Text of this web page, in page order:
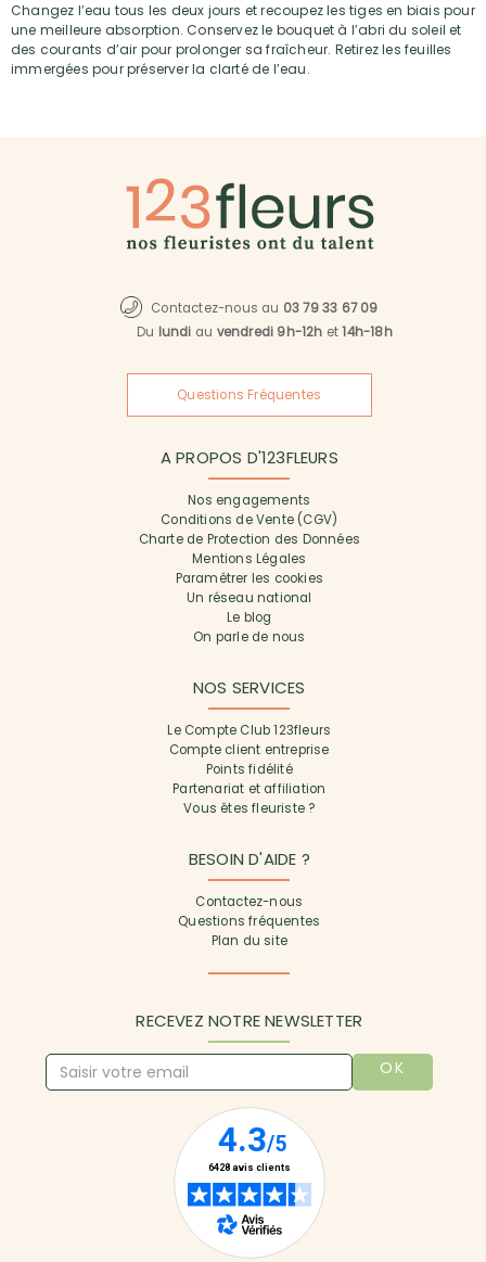
Changez l’eau tous les deux jours et recoupez les tiges en biais pour
une meilleure absorption. Conservez le bouquet à l’abri du soleil et
des courants d’air pour prolonger sa fraîcheur. Retirez les feuilles
immergées pour préserver la clarté de l’eau.
Contactez-nous au 03 79 33 67 09
Du lundi au vendredi 9h-12h et14h-18h
Questions Fréquentes
A PROPOS D'123FLEURS
Nos engagements
Conditions de Vente (CGV)
Charte de Protection des Données
Mentions Légales
Paramétrer les cookies
Un réseau national
Le blog
On parle de nous
NOS SERVICES
Le Compte Club 123fleurs
Compte client entreprise
Points fidélité
Partenariat et affiliation
Vous êtes fleuriste ?
BESOIN D'AIDE ?
Contactez-nous
Questions fréquentes
Plan du site
RECEVEZ NOTRE NEWSLETTER
OK